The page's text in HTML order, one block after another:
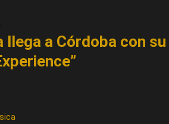
llega a Córdoba con su